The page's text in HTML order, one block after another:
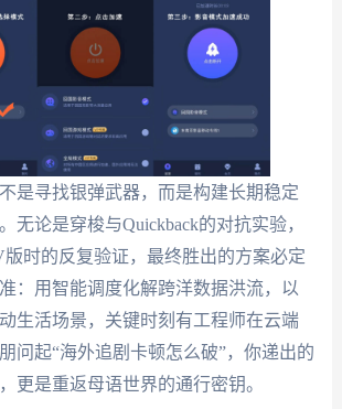
是寻找银弹武器，而是构建长期稳定
无论是穿梭与Quickback的对抗实验，
时的反复验证，最终胜出的方案必定
：用智能调度化解跨洋数据洪流，以
生活场景，关键时刻有工程师在云端
问起“海外追剧卡顿怎么破”，你递出的
更是重返母语世界的通行密钥。